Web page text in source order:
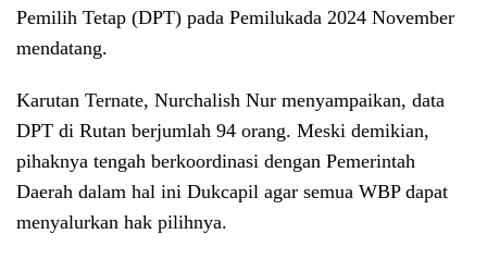
Pemilih Tetap (DPT) pada Pemilukada 2024 November
mendatang.
Karutan Ternate, Nurchalish Nur menyampaikan, data
DPT di Rutan berjumlah 94 orang. Meski demikian,
pihaknya tengah berkoordinasi dengan Pemerintah
Daerah dalam hal ini Dukcapil agar semua WBP dapat
menyalurkan hak pilihnya.